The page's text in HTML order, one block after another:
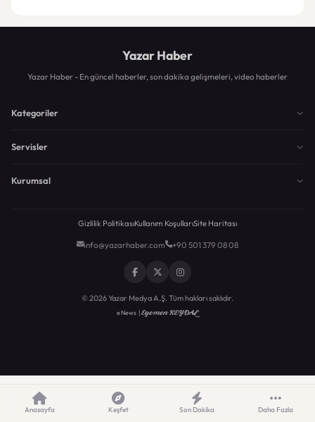
Yazar Haber
Yazar Haber - En güncel haberler, son dakika gelişmeleri, video haberler
Kategoriler
Servisler
Kurumsal
Gizlilik PolitikasıKullanım KoşullarıSite Haritası
info@yazarhaber.com +90 501 379 08 08
© 2026 Yazar Medya A.Ş. Tüm hakları saklıdır.
eNews |Egemen KEYDAL
Anasayfa Keşfet Son Dakika Daha Fazla